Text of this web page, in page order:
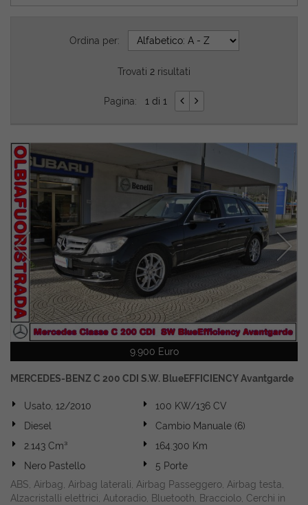
Ordina per:
Trovati 2 risultati
Pagina: 1 di 1
9.900 Euro
MERCEDES-BENZ C 200 CDI S.W. BlueEFFICIENCY Avantgarde
Usato, 12/2010
100 KW/136 CV
Diesel
Cambio Manuale (6)
2.143 Cm³
164.300 Km
Nero Pastello
5 Porte
ABS, Airbag, Airbag laterali, Airbag Passeggero, Airbag testa,
Alzacristalli elettrici, Autoradio, Bluetooth, Bracciolo, Cerchi in